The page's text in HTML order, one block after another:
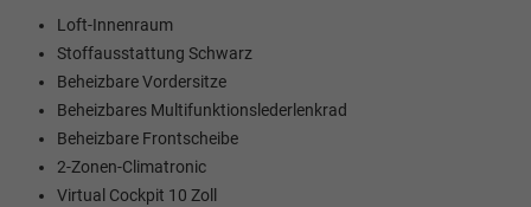
Loft-Innenraum
Stoffausstattung Schwarz
Beheizbare Vordersitze
Beheizbares Multifunktionslederlenkrad
Beheizbare Frontscheibe
2-Zonen-Climatronic
Virtual Cockpit 10 Zoll